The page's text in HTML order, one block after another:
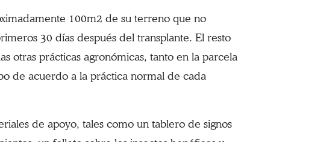
100m2 de su terreno que no
30 días después del transplante. El resto
otras prácticas agronómicas, tanto en la parcela
de acuerdo a la práctica normal de cada
de apoyo, tales como un tablero de signos